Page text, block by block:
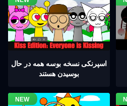
اسپرنکی نسخه بوسه همه در حال
بوسیدن هستند